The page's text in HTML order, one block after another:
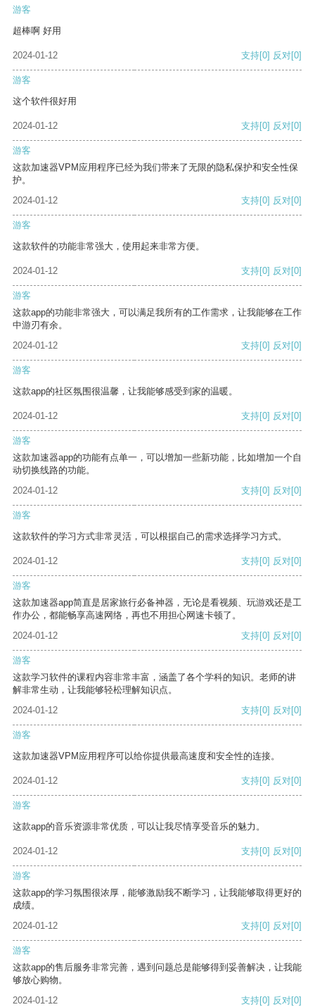
游客
超棒啊 好用
2024-01-12 支持[0] 反对[0]
游客
这个软件很好用
2024-01-12 支持[0] 反对[0]
游客
这款加速器VPM应用程序已经为我们带来了无限的隐私保护和安全性保
护。
2024-01-12
支持[0] 反对[0]
游客
这款软件的功能非常强大，使用起来非常方便。
2024-01-12 支持[0] 反对[0]
游客
这款app的功能非常强大，可以满足我所有的工作需求，让我能够在工作
中游刃有余。
2024-01-12
支持[0] 反对[0]
游客
这款app的社区氛围很温馨，让我能够感受到家的温暖。
2024-01-12 支持[0] 反对[0]
游客
这款加速器app的功能有点单一，可以增加一些新功能，比如增加一个自
动切换线路的功能。
2024-01-12
支持[0] 反对[0]
游客
这款软件的学习方式非常灵活，可以根据自己的需求选择学习方式。
2024-01-12 支持[0] 反对[0]
游客
这款加速器app简直是居家旅行必备神器，无论是看视频、玩游戏还是工
作办公，都能畅享高速网络，再也不用担心网速卡顿了。
2024-01-12
支持[0] 反对[0]
游客
这款学习软件的课程内容非常丰富，涵盖了各个学科的知识。老师的讲
解非常生动，让我能够轻松理解知识点。
2024-01-12
支持[0] 反对[0]
游客
这款加速器VPM应用程序可以给你提供最高速度和安全性的连接。
2024-01-12 支持[0] 反对[0]
游客
这款app的音乐资源非常优质，可以让我尽情享受音乐的魅力。
2024-01-12 支持[0] 反对[0]
游客
这款app的学习氛围很浓厚，能够激励我不断学习，让我能够取得更好的
成绩。
2024-01-12
支持[0] 反对[0]
游客
这款app的售后服务非常完善，遇到问题总是能够得到妥善解决，让我能
够放心购物。
2024-01-12
支持[0] 反对[0]